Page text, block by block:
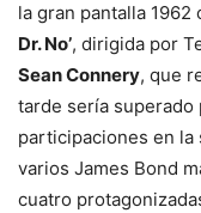
la gran pantalla 1962
Dr. No’, dirigida por
Sean Connery, que
tarde sería superado
participaciones en la
varios James Bond
cuatro